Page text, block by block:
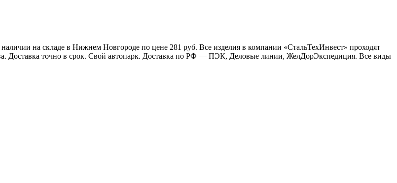
на складе в Нижнем Новгороде по цене 281 руб. Все изделия в компании «СтальТехИнвест» проходят
Доставка точно в срок. Свой автопарк. Доставка по РФ — ПЭК, Деловые линии, ЖелДорЭкспедиция. Все виды